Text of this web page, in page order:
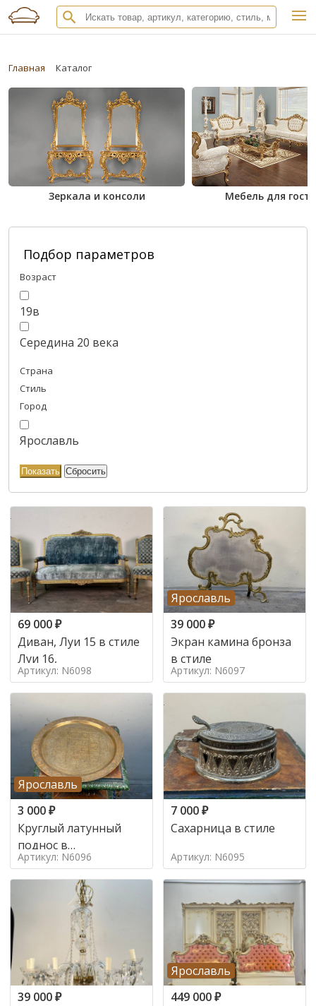
Главная Каталог
Зеркала и консоли Мебель для
Подбор параметров
Возраст
19в
Середина 20 века
Страна
Стиль
Город
Ярославль
69 000₽
Диван, Луи 15 в стиле
Луи 16,
Артикул: N6098
Ярославль
39 000₽
Экран камина бронза
в стиле
Артикул: N6097
Ярославль
3 000₽
Круглый латунный
поднос в
марокканском стиле в
стиле
Артикул: N6096
7 000₽
Сахарница в стиле
Артикул: N6095
39 000₽
Ярославль
449 000₽